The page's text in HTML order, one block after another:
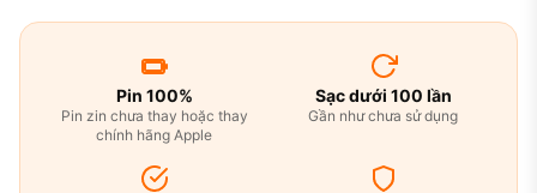
Pin 100%
Pin zin chưa thay hoặc thay
chính hãng Apple
Sạc dưới 100 lần
Gần như chưa sử dụng